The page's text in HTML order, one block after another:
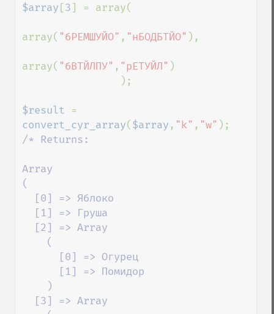
$array [3] = array(
array( "бРЕМШУЙО" , "нБОДБТЙО" ),
array( "бВТЙЛПУ" , "рЕТУЙЛ" )
$result
convert_cyr_array( $array , "k" , "w"
/* Returns:
Array
(